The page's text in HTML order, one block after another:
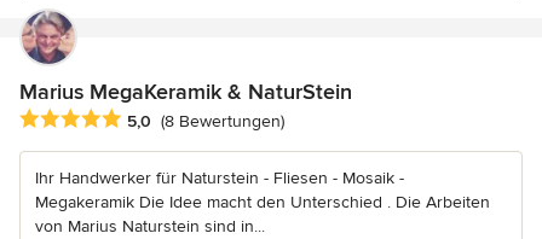
Marius MegaKeramik & NaturStein
Durchschnittliche Bewertung: 5 von 5 Sternen
5,0 (8 Bewertungen)
Ihr Handwerker für Naturstein - Fliesen - Mosaik -
Megakeramik Die Idee macht den Unterschied . Die Arbeiten
von Marius Naturstein sind in...